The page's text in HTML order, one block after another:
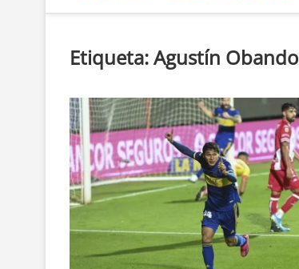
Etiqueta:Agustín Obando